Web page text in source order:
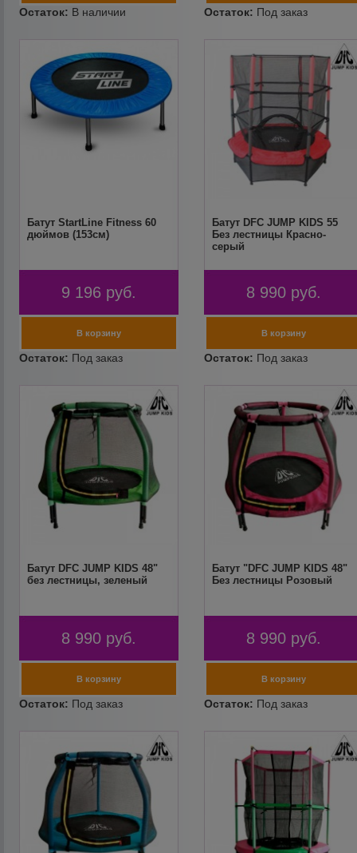
Батут StartLine Fitness 60
дюймов (153см)
9 196 руб.
Батут DFC JUMP KIDS 55
Без лестницы Красно-
серый
8 990 руб.
Батут DFC JUMP KIDS 48"
без лестницы, зеленый
8 990 руб.
Батут "DFC JUMP KIDS 48"
Без лестницы Розовый
8 990 руб.